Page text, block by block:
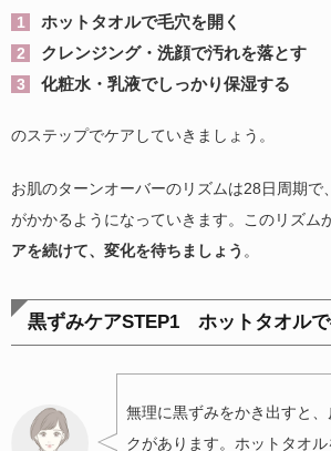
ホットタオルで毛穴を開く
クレンジング・洗顔で汚れを落とす
化粧水・乳液でしっかり保湿する
のステップでケアしていきましょう。
お肌のターンオーバーのリズムは28日周期で
がかかるようになっていきます。このリズム
アを続けて、変化を待ちましょう 。
黒ずみケアSTEP1 ホットタオルで
無理に黒ずみをかき出すと
クがあります。ホットタオ